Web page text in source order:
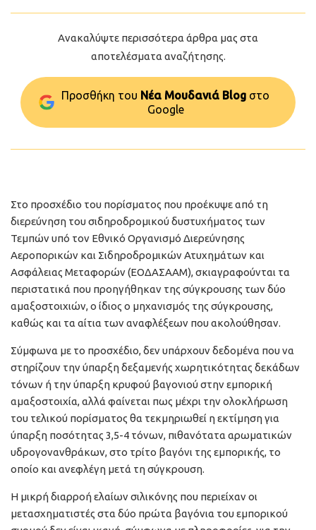
Ανακαλύψτε περισσότερα άρθρα μας στα
αποτελέσματα αναζήτησης.
Προσθήκη του Νέα Μουδανιά Blog στo
Google
Στο προσχέδιο του πορίσματος που προέκυψε από τη
διερεύνηση του σιδηροδρομικού δυστυχήματος των
Τεμπών υπό τον Εθνικό Οργανισμό Διερεύνησης
Αεροπορικών και Σιδηροδρομικών Ατυχημάτων και
Ασφάλειας Μεταφορών (ΕΟΔΑΣΑΑΜ), σκιαγραφούνται τα
περιστατικά που προηγήθηκαν της σύγκρουσης των δύο
αμαξοστοιχιών, ο ίδιος ο μηχανισμός της σύγκρουσης,
καθώς και τα αίτια των αναφλέξεων που ακολούθησαν.
Σύμφωνα με το προσχέδιο, δεν υπάρχουν δεδομένα που να
στηρίζουν την ύπαρξη δεξαμενής χωρητικότητας δεκάδων
τόνων ή την ύπαρξη κρυφού βαγονιού στην εμπορική
αμαξοστοιχία, αλλά φαίνεται πως μέχρι την ολοκλήρωση
του τελικού πορίσματος θα τεκμηριωθεί η εκτίμηση για
ύπαρξη ποσότητας 3,5-4 τόνων, πιθανότατα αρωματικών
υδρογονανθράκων, στο τρίτο βαγόνι της εμπορικής, το
οποίο και ανεφλέγη μετά τη σύγκρουση.
Η μικρή διαρροή ελαίων σιλικόνης που περιείχαν οι
μετασχηματιστές στα δύο πρώτα βαγόνια του εμπορικού